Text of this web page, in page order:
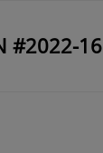
#2022-16